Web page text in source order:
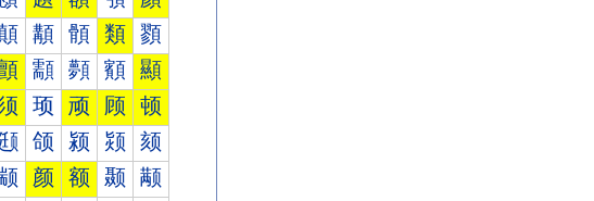
顜 顝 類 顟
顬 顭 顮 顯
顼 顽 顾 顿
颌 颍 颎 颏
颜 额 颞 颟